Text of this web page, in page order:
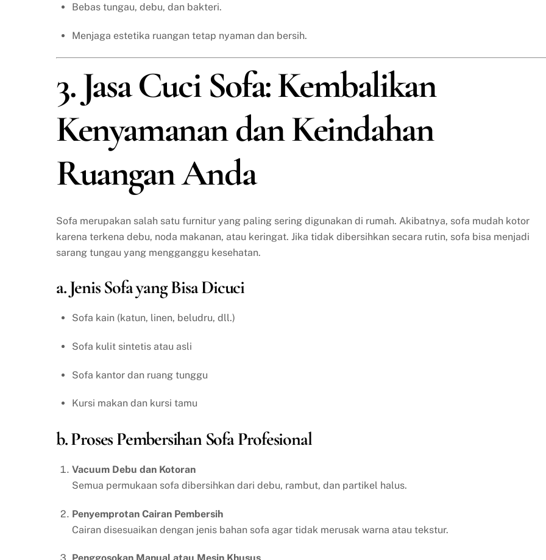
Bebas tungau, debu, dan bakteri.
Menjaga estetika ruangan tetap nyaman dan bersih.
3. Jasa Cuci Sofa: Kembalikan
Kenyamanan dan Keindahan
Ruangan Anda
Sofa merupakan salah satu furnitur yang paling sering digunakan di rumah. Akibatnya, sofa mudah kotor
karena terkena debu, noda makanan, atau keringat. Jika tidak dibersihkan secara rutin, sofa bisa menjadi
sarang tungau yang mengganggu kesehatan.
a. Jenis Sofa yang Bisa Dicuci
Sofa kain (katun, linen, beludru, dll.)
Sofa kulit sintetis atau asli
Sofa kantor dan ruang tunggu
Kursi makan dan kursi tamu
b. Proses Pembersihan Sofa Profesional
Vacuum Debu dan Kotoran
Semua permukaan sofa dibersihkan dari debu, rambut, dan partikel halus.
Penyemprotan Cairan Pembersih
Cairan disesuaikan dengan jenis bahan sofa agar tidak merusak warna atau tekstur.